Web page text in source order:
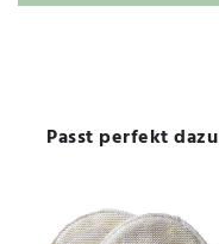
Passt perfekt dazu